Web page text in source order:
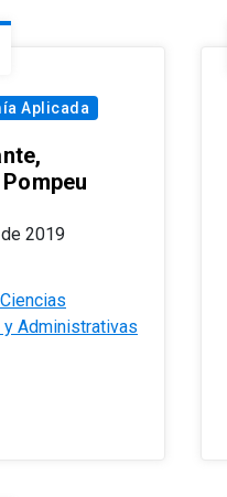
Aplicada
2019
y Administrativas